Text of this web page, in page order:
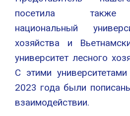
посетила также
национальный
хозяйства и
университет лесного
С этими
2023 года были
взаимодействии.